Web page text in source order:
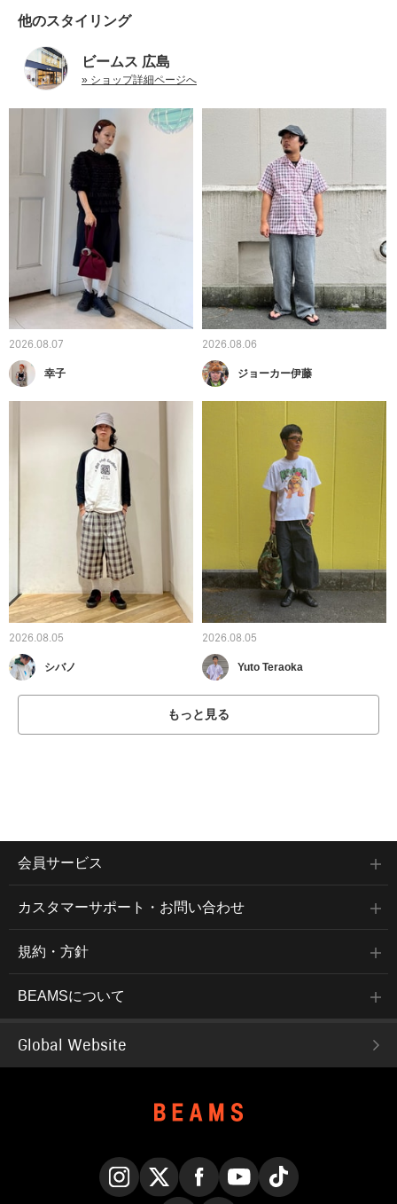
他のスタイリング
ビームス 広島
» ショップ詳細ページへ
2026.08.07
幸子
2026.08.06
ジョーカー伊藤
2026.08.05
シバノ
2026.08.05
Yuto Teraoka
もっと見る
会員サービス
カスタマーサポート・お問い合わせ
規約・方針
BEAMSについて
Global Website